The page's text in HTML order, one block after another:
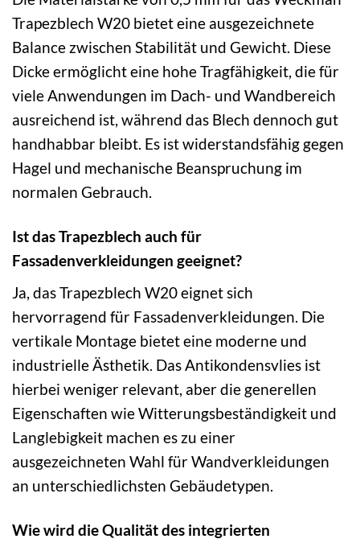
Trapezblech W20 bietet eine ausgezeichnete
Balance zwischen Stabilität und Gewicht. Diese
Dicke ermöglicht eine hohe Tragfähigkeit, die für
viele Anwendungen im Dach- und Wandbereich
ausreichend ist, während das Blech dennoch gut
handhabbar bleibt. Es ist widerstandsfähig gegen
Hagel und mechanische Beanspruchung im
normalen Gebrauch.
Ist das Trapezblech auch für
Fassadenverkleidungen geeignet?
Ja, das Trapezblech W20 eignet sich
hervorragend für Fassadenverkleidungen. Die
vertikale Montage bietet eine moderne und
industrielle Ästhetik. Das Antikondensvlies ist
hierbei weniger relevant, aber die generellen
Eigenschaften wie Witterungsbeständigkeit und
Langlebigkeit machen es zu einer
ausgezeichneten Wahl für Wandverkleidungen
an unterschiedlichsten Gebäudetypen.
Wie wird die Qualität des integrierten